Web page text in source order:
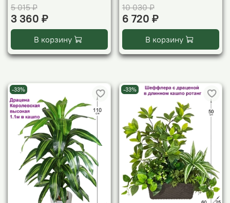
5 015 ₽
3 360 ₽
В корзину
10 030 ₽
6 720 ₽
В корзину
-33% -33%